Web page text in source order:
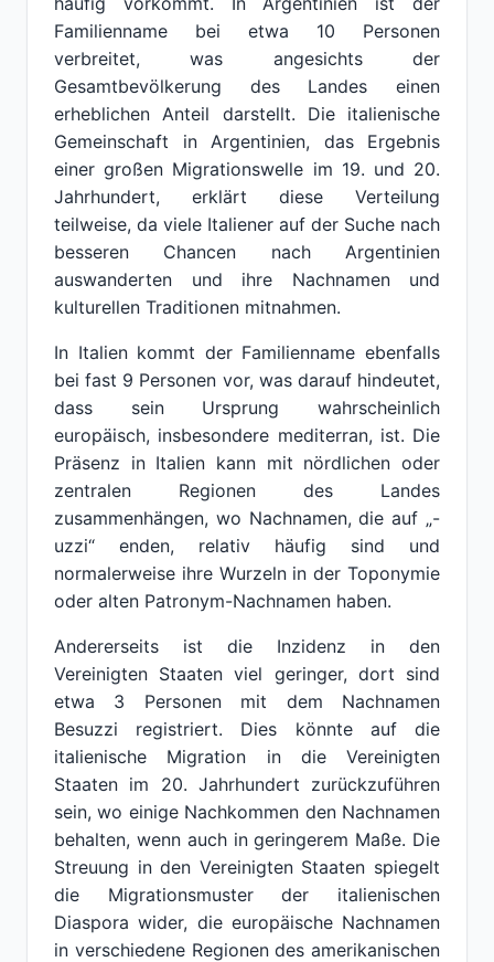
Familienname bei etwa 10 Personen
verbreitet, was angesichts der
Gesamtbevölkerung des Landes einen
erheblichen Anteil darstellt. Die italienische
Gemeinschaft in Argentinien, das Ergebnis
einer großen Migrationswelle im 19. und 20.
Jahrhundert, erklärt diese Verteilung
teilweise, da viele Italiener auf der Suche nach
besseren Chancen nach Argentinien
auswanderten und ihre Nachnamen und
kulturellen Traditionen mitnahmen.
In Italien kommt der Familienname ebenfalls
bei fast 9 Personen vor, was darauf hindeutet,
dass sein Ursprung wahrscheinlich
europäisch, insbesondere mediterran, ist. Die
Präsenz in Italien kann mit nördlichen oder
zentralen Regionen des Landes
zusammenhängen, wo Nachnamen, die auf „-
uzzi“ enden, relativ häufig sind und
normalerweise ihre Wurzeln in der Toponymie
oder alten Patronym-Nachnamen haben.
Andererseits ist die Inzidenz in den
Vereinigten Staaten viel geringer, dort sind
etwa 3 Personen mit dem Nachnamen
Besuzzi registriert. Dies könnte auf die
italienische Migration in die Vereinigten
Staaten im 20. Jahrhundert zurückzuführen
sein, wo einige Nachkommen den Nachnamen
behalten, wenn auch in geringerem Maße. Die
Streuung in den Vereinigten Staaten spiegelt
die Migrationsmuster der italienischen
Diaspora wider, die europäische Nachnamen
in verschiedene Regionen des amerikanischen